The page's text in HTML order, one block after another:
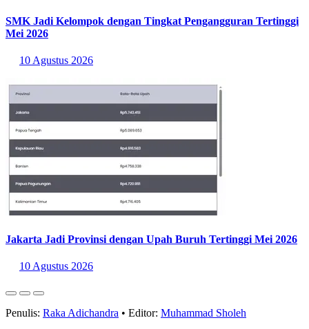
SMK Jadi Kelompok dengan Tingkat Pengangguran Tertinggi
Mei 2026
10 Agustus 2026
Jakarta Jadi Provinsi dengan Upah Buruh Tertinggi Mei 2026
10 Agustus 2026
Penulis: Raka Adichandra • Editor: Muhammad Sholeh